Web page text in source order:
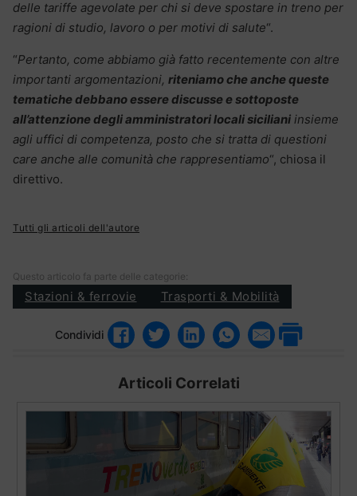
delle tariffe agevolate per chi si deve spostare in treno per
ragioni di studio, lavoro o per motivi di salute“.
“Pertanto, come abbiamo già fatto recentemente con altre
importanti argomentazioni, riteniamo che anche queste
tematiche debbano essere discusse e sottoposte
all’attenzione degli amministratori locali siciliani insieme
agli uffici di competenza, posto che si tratta di questioni
care anche alle comunità che rappresentiamo“, chiosa il
direttivo.
Tutti gli articoli dell'autore
Questo articolo fa parte delle categorie:
Stazioni & ferrovie Trasporti & Mobilità
Condividi
Articoli Correlati